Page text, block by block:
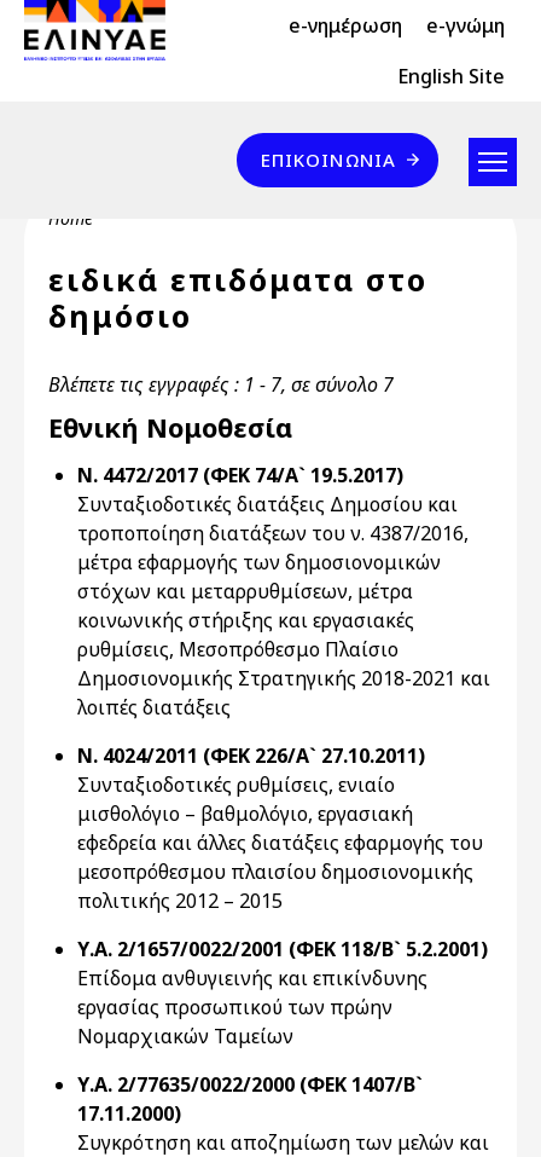
Skip to main content
Header Top 2 e-νημέρωση e-γνώμη
Header Top English Site
Επικοινωνία
ΕΠΙΚΟΙΝΩΝΊΑ
Breadcrumb
Home
ειδικά επιδόματα στο
δημόσιο
Βλέπετε τις εγγραφές : 1 - 7, σε σύνολο 7
Εθνική Νομοθεσία
Ν. 4472/2017 (ΦΕΚ 74/Α` 19.5.2017)
Συνταξιοδοτικές διατάξεις Δημοσίου και
τροποποίηση διατάξεων του ν. 4387/2016,
μέτρα εφαρμογής των δημοσιονομικών
στόχων και μεταρρυθμίσεων, μέτρα
κοινωνικής στήριξης και εργασιακές
ρυθμίσεις, Μεσοπρόθεσμο Πλαίσιο
Δημοσιονομικής Στρατηγικής 2018-2021 και
λοιπές διατάξεις
Ν. 4024/2011 (ΦΕΚ 226/Α` 27.10.2011)
Συνταξιοδοτικές ρυθμίσεις, ενιαίο
μισθολόγιο – βαθμολόγιο, εργασιακή
εφεδρεία και άλλες διατάξεις εφαρμογής του
μεσοπρόθεσμου πλαισίου δημοσιονομικής
πολιτικής 2012 – 2015
Υ.Α. 2/1657/0022/2001 (ΦΕΚ 118/Β` 5.2.2001)
Επίδομα ανθυγιεινής και επικίνδυνης
εργασίας προσωπικού των πρώην
Νομαρχιακών Ταμείων
Υ.Α. 2/77635/0022/2000 (ΦΕΚ 1407/Β`
17.11.2000)
Συγκρότηση και αποζημίωση των μελών και